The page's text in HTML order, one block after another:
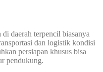
daerah terpencil biasanya
dan logistik kondisi
persiapan khusus bisa
pendukung.